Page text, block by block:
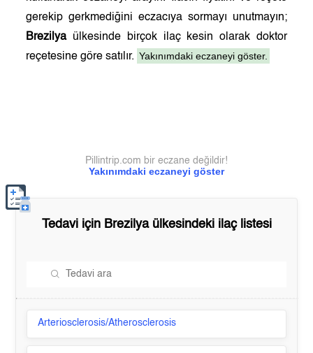
gerekip gerkmediğini eczacıya sormayı unutmayın;
Brezilyaülkesinde birçok ilaç kesin olarak doktor
reçetesine göre satılır. Yakınımdaki eczaneyi göster.
Yakınımdaki eczaneyi göster
Pillintrip.com bir eczane değildir!
Tedavi için Brezilyaülkesindeki ilaç listesi
Arteriosclerosis/Atherosclerosis